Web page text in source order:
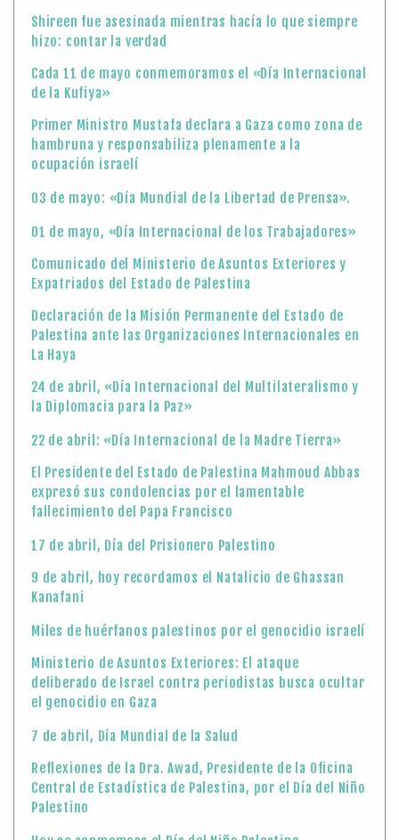
Shireen fue asesinada mientras hacía lo que siempre
hizo: contar la verdad
Cada 11 de mayo conmemoramos el «Día Internacional
de la Kufiya»
Primer Ministro Mustafa declara a Gaza como zona de
hambruna y responsabiliza plenamente a la
ocupación israelí
03 de mayo: «Día Mundial de la Libertad de Prensa».
01 de mayo, «Día Internacional de los Trabajadores»
Comunicado del Ministerio de Asuntos Exteriores y
Expatriados del Estado de Palestina
Declaración de la Misión Permanente del Estado de
Palestina ante las Organizaciones Internacionales en
La Haya
24 de abril, «Día Internacional del Multilateralismo y
la Diplomacia para la Paz»
22 de abril: «Día Internacional de la Madre Tierra»
El Presidente del Estado de Palestina Mahmoud Abbas
expresó sus condolencias por el lamentable
fallecimiento del Papa Francisco
17 de abril, Día del Prisionero Palestino
9 de abril, hoy recordamos el Natalicio de Ghassan
Kanafani
Miles de huérfanos palestinos por el genocidio israelí
Ministerio de Asuntos Exteriores: El ataque
deliberado de Israel contra periodistas busca ocultar
el genocidio en Gaza
7 de abril, Día Mundial de la Salud
Reflexiones de la Dra. Awad, Presidente de la Oficina
Central de Estadística de Palestina, por el Día del Niño
Palestino